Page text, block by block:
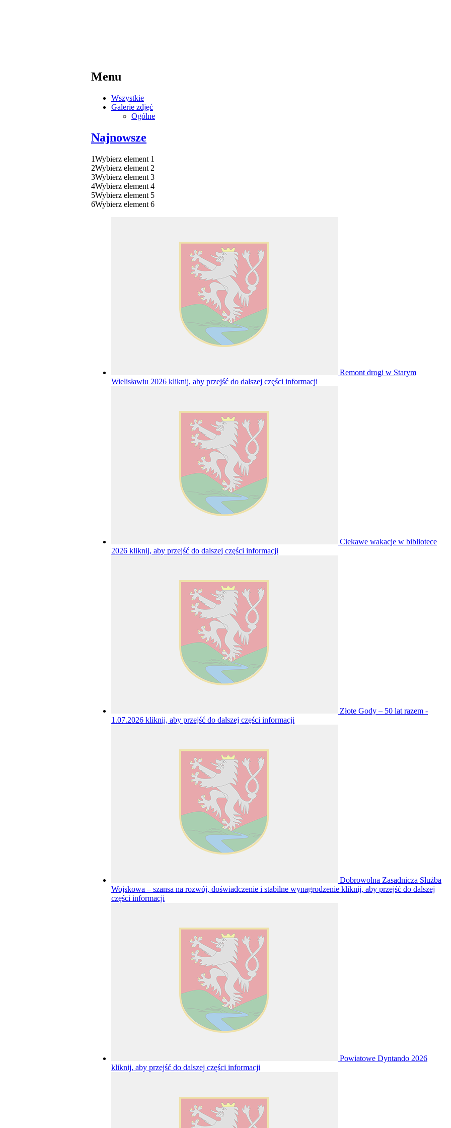
Menu
Wszystkie
Galerie zdjęć
Ogólne
Najnowsze
1Wybierz element 1
2Wybierz element 2
3Wybierz element 3
4Wybierz element 4
5Wybierz element 5
6Wybierz element 6
Remont drogi w Starym
Wielisławiu 2026 kliknij, aby przejść do dalszej części informacji
Ciekawe wakacje w bibliotece
2026 kliknij, aby przejść do dalszej części informacji
Złote Gody – 50 lat razem -
1.07.2026 kliknij, aby przejść do dalszej części informacji
Dobrowolna Zasadnicza Służba
Wojskowa – szansa na rozwój, doświadczenie i stabilne wynagrodzenie kliknij, aby przejść do dalszej
części informacji
Powiatowe Dyntando 2026
kliknij, aby przejść do dalszej części informacji